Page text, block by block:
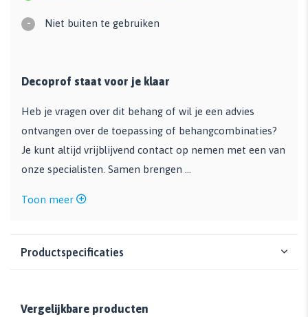
- Niet buiten te gebruiken
Decoprof staat voor je klaar
Heb je vragen over dit behang of wil je een advies
ontvangen over de toepassing of behangcombinaties?
Je kunt altijd vrijblijvend contact op nemen met een van
onze specialisten. Samen brengen ...
Toon meer
Productspecificaties
Vergelijkbare producten